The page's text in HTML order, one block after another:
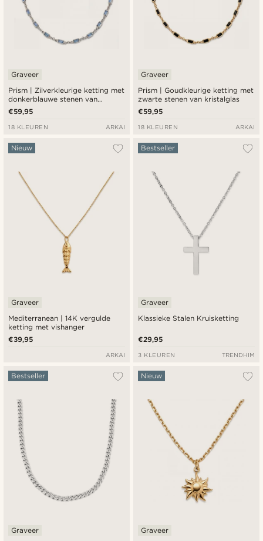
Prism | Zilverkleurige ketting met
donkerblauwe stenen van
kristalglas
Graveer
€59,95
18 KLEUREN ARKAI
Prism | Goudkleurige ketting met
zwarte stenen van kristalglas
Graveer
€59,95
18 KLEUREN ARKAI
Mediterranean | 14K vergulde
ketting met vishanger
Nieuw
Graveer
€39,95
ARKAI
Klassieke Stalen Kruisketting
Bestseller
Graveer
€29,95
3 KLEUREN TRENDHIM
Bestseller
Graveer
Nieuw
Graveer